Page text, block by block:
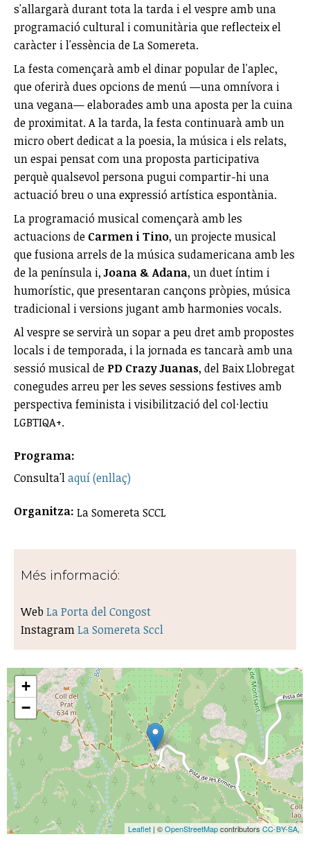
s'allargarà durant tota la tarda i el vespre amb una
programació cultural i comunitària que reflecteix el
caràcter i l'essència de La Somereta.
La festa començarà amb el dinar popular de l'aplec,
que oferirà dues opcions de menú —una omnívora i
una vegana— elaborades amb una aposta per la cuina
de proximitat. A la tarda, la festa continuarà amb un
micro obert dedicat a la poesia, la música i els relats,
un espai pensat com una proposta participativa
perquè qualsevol persona pugui compartir-hi una
actuació breu o una expressió artística espontània.
La programació musical començarà amb les
actuacions de Carmen i Tino, un projecte musical
que fusiona arrels de la música sudamericana amb les
de la península i,Joana & Adana, un duet íntim i
humorístic, que presentaran cançons pròpies, música
tradicional i versions jugant amb harmonies vocals.
Al vespre se servirà un sopar a peu dret amb propostes
locals i de temporada, i la jornada es tancarà amb una
sessió musical de PD Crazy Juanas, del Baix Llobregat
conegudes arreu per les seves sessions festives amb
perspectiva feminista i visibilització del col·lectiu
LGBTIQA+.
Programa:
Consulta'laquí (enllaç)
Organitza: La Somereta SCCL
Més informació:
Web La Porta del Congost
InstagramLa Somereta Sccl
+
−
Leaflet | ©OpenStreetMapcontributorsCC-BY-SA,